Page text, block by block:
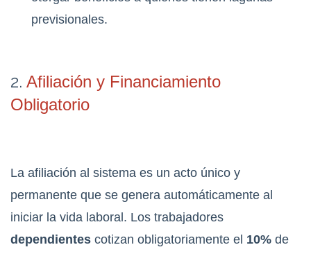
previsionales.
2. Afiliación y Financiamiento
Obligatorio
La afiliación al sistema es un acto único y
permanente que se genera automáticamente al
iniciar la vida laboral. Los trabajadores
dependientes cotizan obligatoriamente el 10% de